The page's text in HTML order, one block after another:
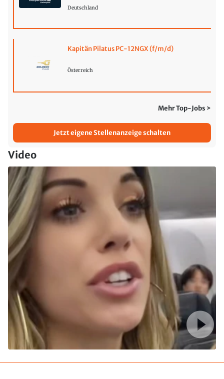
Deutschland
Kapitän Pilatus PC-12NGX (f/m/d)
Österreich
Mehr Top-Jobs >
Jetzt eigene Stellenanzeige schalten
Video